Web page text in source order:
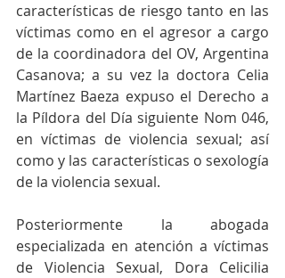
características de riesgo tanto en las
víctimas como en el agresor a cargo
de la coordinadora del OV, Argentina
Casanova; a su vez la doctora Celia
Martínez Baeza expuso el Derecho a
la Píldora del Día siguiente Nom 046,
en víctimas de violencia sexual; así
como y las características o sexología
de la violencia sexual.
Posteriormente la abogada
especializada en atención a víctimas
de Violencia Sexual, Dora Celicilia